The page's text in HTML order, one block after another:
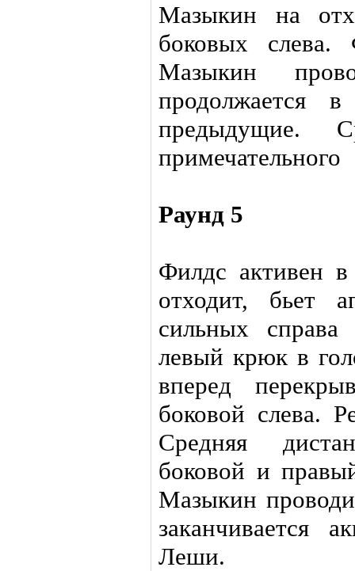
Мазыкин на
боковых
Мазыкин
предыдущие.
примечательного
Раунд 5
Филдс активен
отходит, бьет
сильных
левый крюк в
вперед
боковой слева.
Средняя
боковой и
Мазыкин
заканчивается
Леши.